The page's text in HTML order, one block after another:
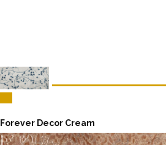
Forever Decor Cream